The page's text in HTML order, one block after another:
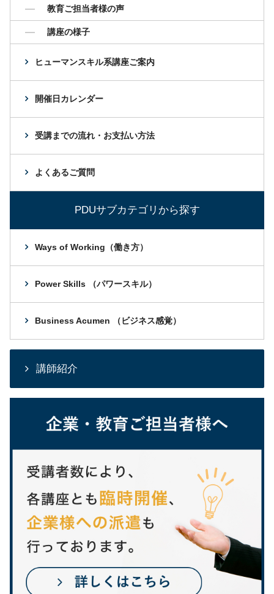
教育ご担当者様の声
講座の様子
ヒューマンスキル系講座ご案内
開催日カレンダー
受講までの流れ・お支払い方法
よくあるご質問
PDUサブカテゴリから探す
Ways of Working（働き方）
Power Skills （パワースキル）
Business Acumen （ビジネス感覚）
講師紹介